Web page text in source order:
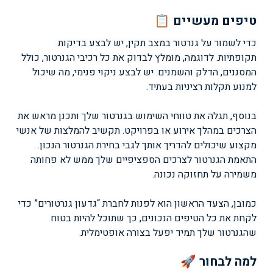
טיפים מעשיים 📋
כדי לשמור על גנרטור במצב תקין, יש לבצע בדיקות
תקופתיות. לדוגמה, מומלץ לבדוק את כל רכיבי הגנרטור, כולל
המסננים, הדלק והשמנים. יש לבצע ניקוי פנימי, מה שיכול
למנוע תקלות רציניות בעתיד.
בנוסף, תגלה את טווחי השימוש בגנרטור שלך ותכנן מראש את
הצרכים במהלך אירוע או בפרויקט. תקשיב להמלצות של אנשי
מקצוע שיכולים להדריך אותך לגבי בחירת הגנרטור הנכון.
התאמת הגנרטור לצרכים הספציפיים שלך ממש לא פחותה
משמירה על תחזוקה נכונה.
כמובן, הצעד הראשון הוא לפנות לחברת “גדעון גנרטורים” כדי
לקחת את כל הטיפים הנכונים, כך שתוכל להיות בטוח
שהגנרטור שלך תמיד יפעל בצורה אופטימלית.
למה לבחור 🚀